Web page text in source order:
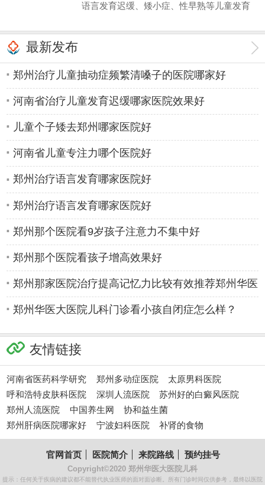
语言发育迟缓、矮小症、性早熟等儿童发育
儿童注意力不集中、学习困难、脾气暴躁、
最新发布
郑州治疗儿童抽动症频繁清嗓子的医院哪家好
河南省治疗儿童发育迟缓哪家医院效果好
儿童个子矮去郑州哪家医院好
河南省儿童专注力哪个医院好
郑州治疗语言发育哪家医院好
郑州治疗语言发育哪家医院好
郑州那个医院看9岁孩子注意力不集中好
郑州那个医院看孩子增高效果好
郑州那家医院治疗提高记忆力比较有效推荐郑州华医
大医院儿科
郑州华医大医院儿科门诊看小孩自闭症怎么样？
友情链接
河南省医药科学研究 郑州多动症医院
太原男科医院
呼和浩特皮肤科医院
深圳人流医院
苏州好的白癜风医院
郑州人流医院
中国养生网
协和益生菌
郑州肝病医院哪家好
宁波妇科医院 补肾的食物
官网首页 医院简介 来院路线 预约挂号
Copyright©2020 郑州华医大医院儿科
提示：任何关于疾病的建议都不能替代执业医师的面对面诊断。所有门诊时间仅供参考，最终以医院